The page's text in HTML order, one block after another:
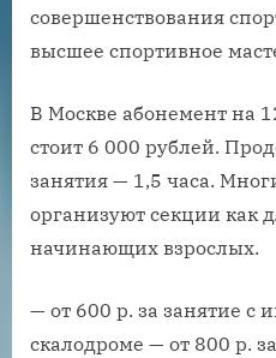
совершенствования
высшее спортивное
В Москве абонемент на
стоит 6 000 рублей.
занятия — 1,5 часа.
организуют секции как
начинающих взрослых.
— от 600 р. за занятие с
скалодроме — от 800 р.